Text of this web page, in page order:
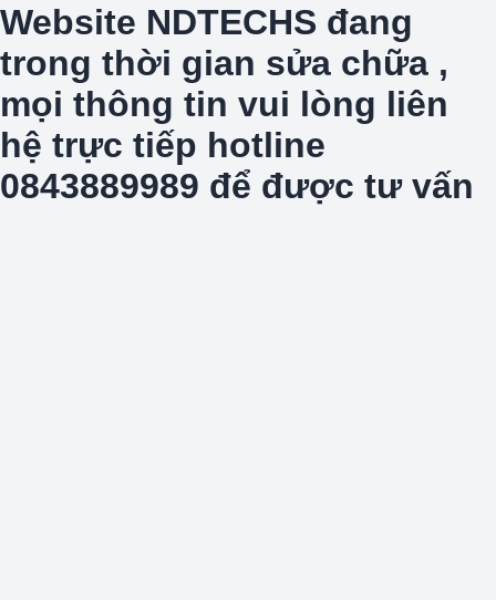
Website NDTECHS đang
trong thời gian sửa chữa ,
mọi thông tin vui lòng liên
hệ trực tiếp hotline
0843889989 để được tư vấn